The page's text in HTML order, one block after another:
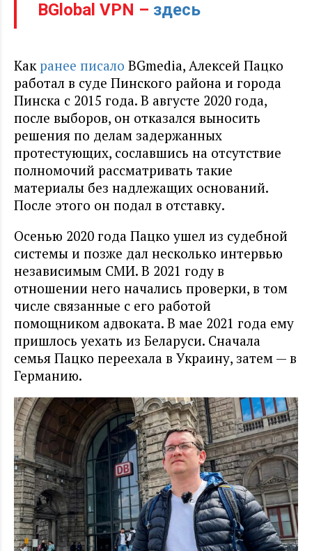
BGlobal VPN – здесь
Как ранее писало BGmedia, Алексей Пацко
работал в суде Пинского района и города
Пинска с 2015 года. В августе 2020 года,
после выборов, он отказался выносить
решения по делам задержанных
протестующих, сославшись на отсутствие
полномочий рассматривать такие
материалы без надлежащих оснований.
После этого он подал в отставку.
Осенью 2020 года Пацко ушел из судебной
системы и позже дал несколько интервью
независимым СМИ. В 2021 году в
отношении него начались проверки, в том
числе связанные с его работой
помощником адвоката. В мае 2021 года ему
пришлось уехать из Беларуси. Сначала
семья Пацко переехала в Украину, затем — в
Германию.